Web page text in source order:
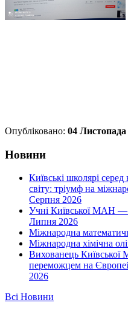
Опубліковано: 04 Листопада
Новини
Київські школярі
світу: тріумф на
Серпня 2026
Учні Київської МАН —
Липня 2026
Міжнародна
Міжнародна хімічна
Вихованець
переможцем на
2026
Всі Новини